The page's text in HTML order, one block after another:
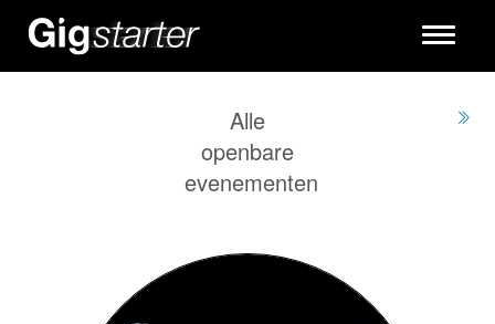
Toggle
Alle
openbare
evenementen